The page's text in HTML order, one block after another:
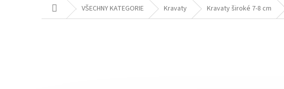
Domů VŠECHNY KATEGORIE Kravaty Kravaty široké 7-8 cm